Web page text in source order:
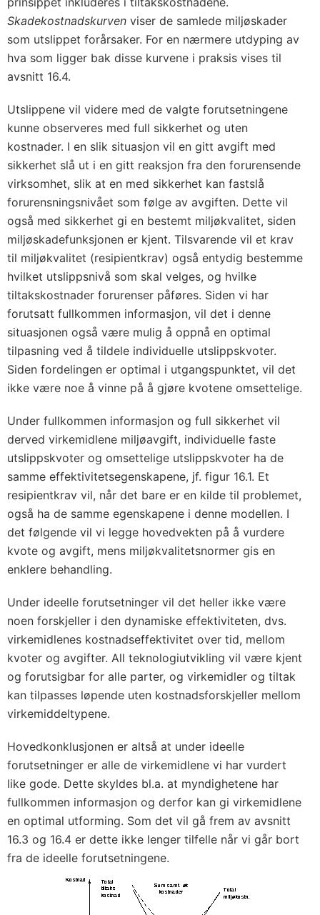
Skadekostnadskurven viser de samlede miljøskader
som utslippet forårsaker. For en nærmere utdyping av
hva som ligger bak disse kurvene i praksis vises til
avsnitt 16.4.
Utslippene vil videre med de valgte forutsetningene
kunne observeres med full sikkerhet og uten
kostnader. I en slik situasjon vil en gitt avgift med
sikkerhet slå ut i en gitt reaksjon fra den forurensende
virksomhet, slik at en med sikkerhet kan fastslå
forurensningsnivået som følge av avgiften. Dette vil
også med sikkerhet gi en bestemt miljøkvalitet, siden
miljøskadefunksjonen er kjent. Tilsvarende vil et krav
til miljøkvalitet (resipientkrav) også entydig bestemme
hvilket utslippsnivå som skal velges, og hvilke
tiltakskostnader forurenser påføres. Siden vi har
forutsatt fullkommen informasjon, vil det i denne
situasjonen også være mulig å oppnå en optimal
tilpasning ved å tildele individuelle utslippskvoter.
Siden fordelingen er optimal i utgangspunktet, vil det
ikke være noe å vinne på å gjøre kvotene omsettelige.
Under fullkommen informasjon og full sikkerhet vil
derved virkemidlene miljøavgift, individuelle faste
utslippskvoter og omsettelige utslippskvoter ha de
samme effektivitetsegenskapene, jf. figur 16.1. Et
resipientkrav vil, når det bare er en kilde til problemet,
også ha de samme egenskapene i denne modellen. I
det følgende vil vi legge hovedvekten på å vurdere
kvote og avgift, mens miljøkvalitetsnormer gis en
enklere behandling.
Under ideelle forutsetninger vil det heller ikke være
noen forskjeller i den dynamiske effektiviteten, dvs.
virkemidlenes kostnadseffektivitet over tid, mellom
kvoter og avgifter. All teknologiutvikling vil være kjent
og forutsigbar for alle parter, og virkemidler og tiltak
kan tilpasses løpende uten kostnadsforskjeller mellom
virkemiddeltypene.
Hovedkonklusjonen er altså at under ideelle
forutsetninger er alle de virkemidlene vi har vurdert
like gode. Dette skyldes bl.a. at myndighetene har
fullkommen informasjon og derfor kan gi virkemidlene
en optimal utforming. Som det vil gå frem av avsnitt
16.3 og 16.4 er dette ikke lenger tilfelle når vi går bort
fra de ideelle forutsetningene.